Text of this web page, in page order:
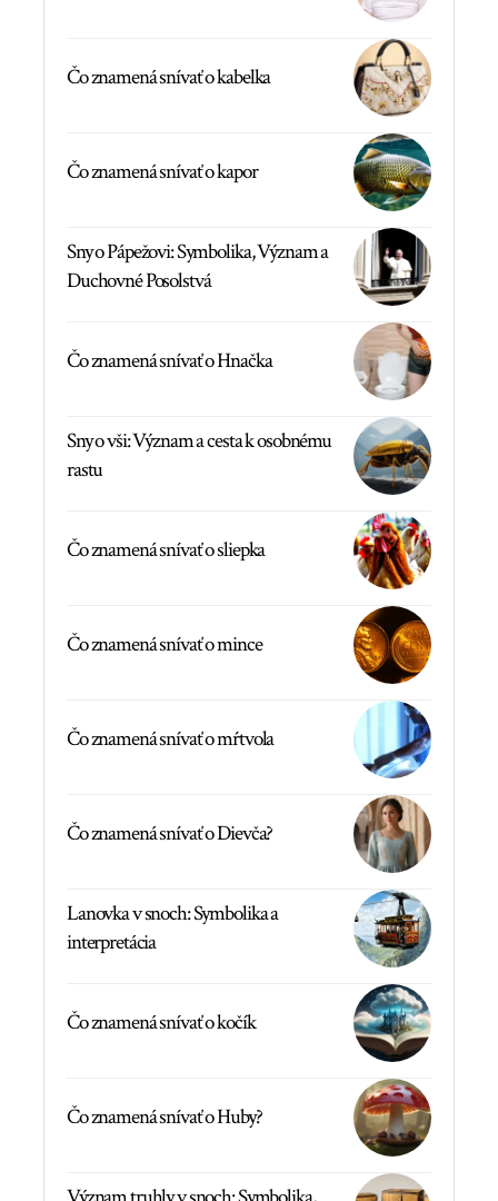
Čo znamená snívať o kabelka
Čo znamená snívať o kapor
Sny o Pápežovi: Symbolika, Význam a
Duchovné Posolstvá
Čo znamená snívať o Hnačka
Sny o vši: Význam a cesta k osobnému
rastu
Čo znamená snívať o sliepka
Čo znamená snívať o mince
Čo znamená snívať o mŕtvola
Čo znamená snívať o Dievča?
Lanovka v snoch: Symbolika a
interpretácia
Čo znamená snívať o kočík
Čo znamená snívať o Huby?